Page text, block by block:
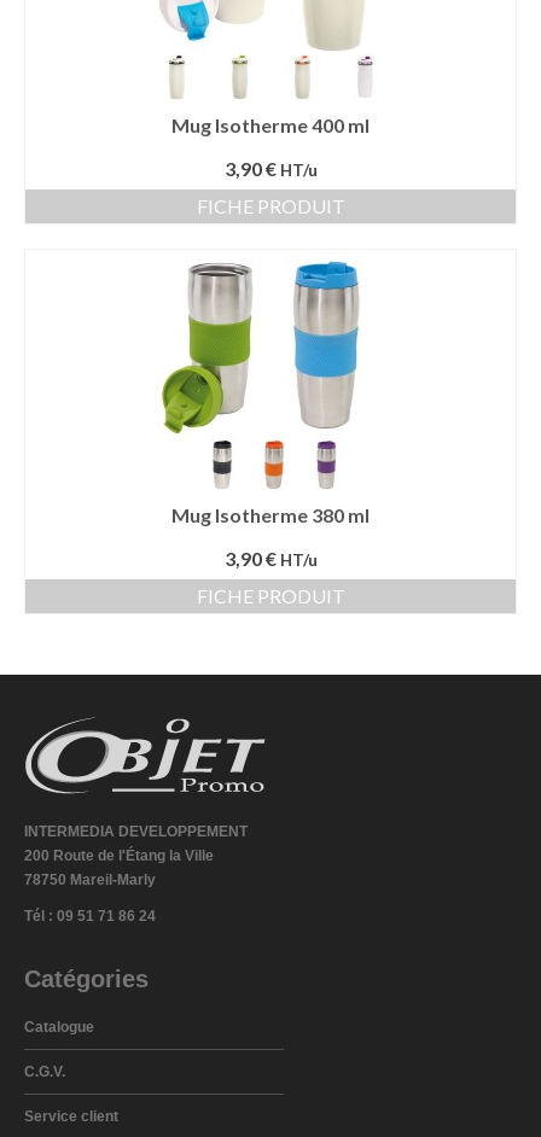
Mug Isotherme 400 ml
3,90 € HT/u
FICHE PRODUIT
Mug Isotherme 380 ml
3,90 € HT/u
FICHE PRODUIT
INTERMEDIA DEVELOPPEMENT
200 Route de l'Étang la Ville
78750 Mareil-Marly
Tél : 09 51 71 86 24
Catégories
Catalogue
C.G.V.
Service client